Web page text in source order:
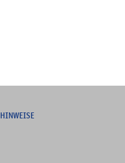
HINWEISE